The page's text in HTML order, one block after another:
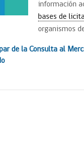
de Contratos
de género
información
bases de
organismos
de la Consulta al